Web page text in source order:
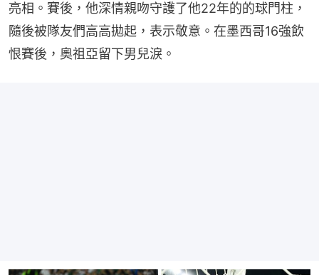
亮相。賽後，他深情親吻守護了他22年的的球門柱，
隨後被隊友們高高拋起，表示敬意。在墨西哥16強飲
恨賽後，奧祖亞留下男兒淚。